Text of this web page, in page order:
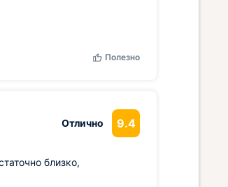
Полезно
Отлично 9.4
близко,